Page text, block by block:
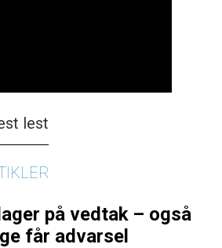
lest
på vedtak – også
får advarsel